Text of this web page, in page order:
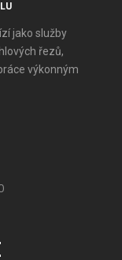
jako služby
řezů,
výkonným